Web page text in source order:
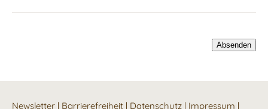
Newsletter | Barrierefreiheit | Datenschutz | Impressum |